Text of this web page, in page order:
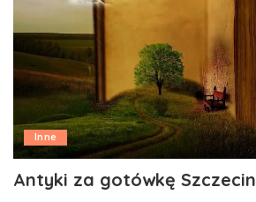
Inne
Antyki za gotówkę Szczecin